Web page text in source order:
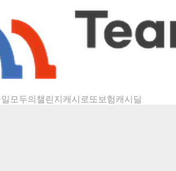
모두의챌린지캐시로또보험캐시딜
챌린지 상세